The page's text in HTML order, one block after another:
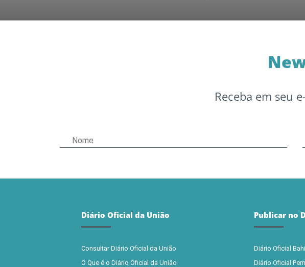
Receba em seu
Diário Oficial da União
Consultar Diário Oficial da União
O Que é o Diário Oficial da União
Publicar no
Diário Oficial
Diário Oficial